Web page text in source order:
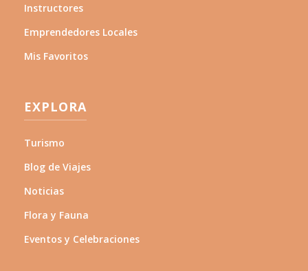
Instructores
Emprendedores Locales
Mis Favoritos
EXPLORA
Turismo
Blog de Viajes
Noticias
Flora y Fauna
Eventos y Celebraciones